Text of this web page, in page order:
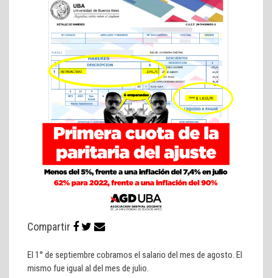
Compartir
El 1° de septiembre cobramos el salario del mes de agosto. El
mismo fue igual al del mes de julio.